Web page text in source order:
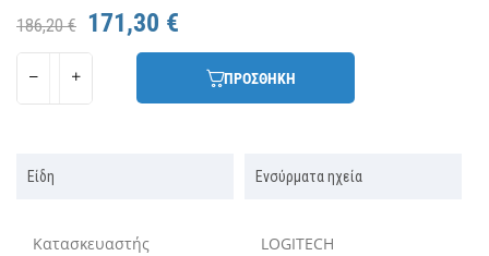
186,20 € 171,30 €
ΠΡΟΣΘΗΚΗ
Είδη Ενσύρματα ηχεία
Κατασκευαστής LOGITECH